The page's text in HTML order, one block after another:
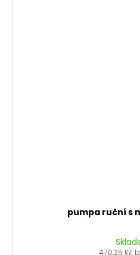
pumpa ruční s
470,25 Kč